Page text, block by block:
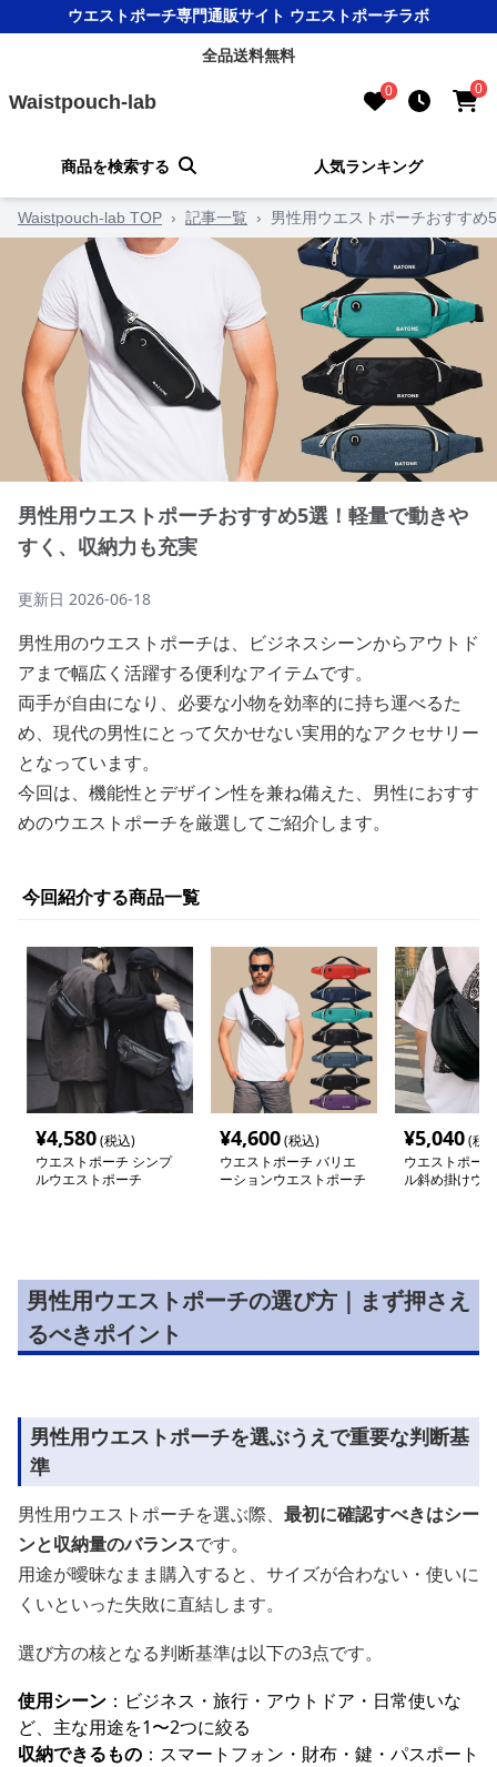
ウエストポーチ専門通販サイト ウエストポーチラボ
全品送料無料
Waistpouch-lab 0 0
商品を検索する 人気ランキング
Waistpouch-lab TOP › 記事一覧 › 男性用ウエストポーチおすすめ
男性用ウエストポーチおすすめ5選！軽量で動きや
すく、収納力も充実
更新日 2026-06-18
男性用のウエストポーチは、ビジネスシーンからアウトド
アまで幅広く活躍する便利なアイテムです。
両手が自由になり、必要な小物を効率的に持ち運べるた
め、現代の男性にとって欠かせない実用的なアクセサリー
となっています。
今回は、機能性とデザイン性を兼ね備えた、男性におすす
めのウエストポーチを厳選してご紹介します。
今回紹介する商品一覧
¥4,580(税込)
ウエストポーチ シンプ
ルウエストポーチ
¥4,600(税込)
ウエストポーチ バリエ
ーションウエストポーチ
¥5,040(税
ウエストポー
ル斜め掛けウ
男性用ウエストポーチの選び方｜まず押さえ
るべきポイント
男性用ウエストポーチを選ぶうえで重要な判断基
準
男性用ウエストポーチを選ぶ際、 最初に確認すべきはシー
ンと収納量のバランスです。
用途が曖昧なまま購入すると、サイズが合わない・使いに
くいといった失敗に直結します。
選び方の核となる判断基準は以下の3点です。
使用シーン ：ビジネス・旅行・アウトドア・日常使いな
ど、主な用途を1〜2つに絞る
収納できるもの ：スマートフォン・財布・鍵・パスポート